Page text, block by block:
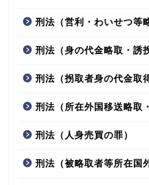
刑法（営利・わいせつ等
刑法（身の代金略取・誘
刑法（拐取者身の代金取
刑法（所在外国移送略取
刑法（人身売買の罪）
刑法（被略取者等所在国